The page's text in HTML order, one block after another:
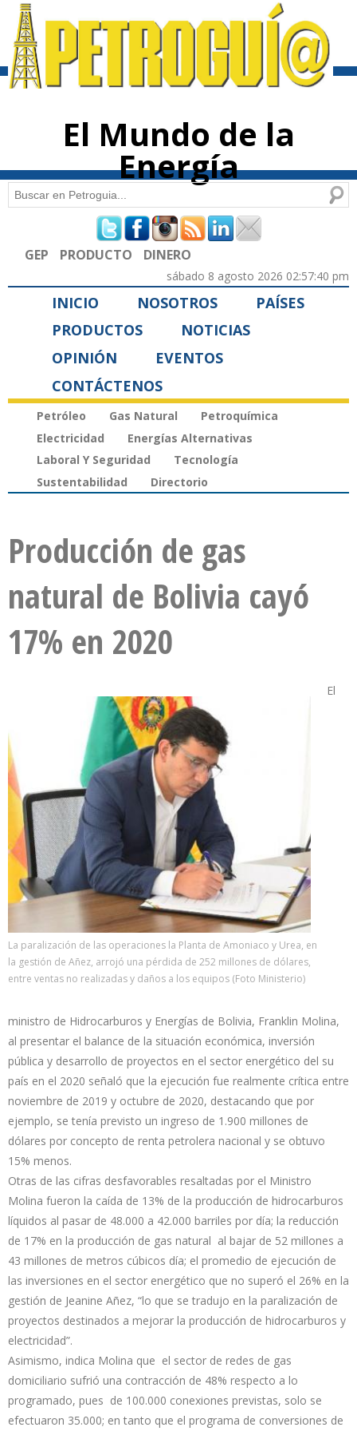
contenido
El Mundo de la
Energía
Formulario de búsqueda
Buscar
GEP PRODUCTO DINERO
sábado 8 agosto 2026 02:57:40 pm
INICIO NOSOTROS
PAÍSES
PRODUCTOS
NOTICIAS
OPINIÓN
EVENTOS
CONTÁCTENOS
Petróleo Gas Natural
Petroquímica
Electricidad
Energías Alternativas
Laboral Y Seguridad
Tecnología
Sustentabilidad
Directorio
Producción de gas
natural de Bolivia cayó
17% en 2020
La paralización de las operaciones la Planta de Amoniaco y Urea, en
la gestión de Añez, arrojó una pérdida de 252 millones de dólares,
entre ventas no realizadas y daños a los equipos (Foto Ministerio)
El
ministro de Hidrocarburos y Energías de Bolivia, Franklin Molina,
al presentar el balance de la situación económica, inversión
pública y desarrollo de proyectos en el sector energético del su
país en el 2020 señaló que la ejecución fue realmente crítica entre
noviembre de 2019 y octubre de 2020, destacando que por
ejemplo, se tenía previsto un ingreso de 1.900 millones de
dólares por concepto de renta petrolera nacional y se obtuvo
15% menos.
Otras de las cifras desfavorables resaltadas por el Ministro
Molina fueron la caída de 13% de la producción de hidrocarburos
líquidos al pasar de 48.000 a 42.000 barriles por día; la reducción
de 17% en la producción de gas natural al bajar de 52 millones a
43 millones de metros cúbicos día; el promedio de ejecución de
las inversiones en el sector energético que no superó el 26% en la
gestión de Jeanine Añez, “lo que se tradujo en la paralización de
proyectos destinados a mejorar la producción de hidrocarburos y
electricidad”.
Asimismo, indica Molina que el sector de redes de gas
domiciliario sufrió una contracción de 48% respecto a lo
programado, pues de 100.000 conexiones previstas, solo se
efectuaron 35.000; en tanto que el programa de conversiones de